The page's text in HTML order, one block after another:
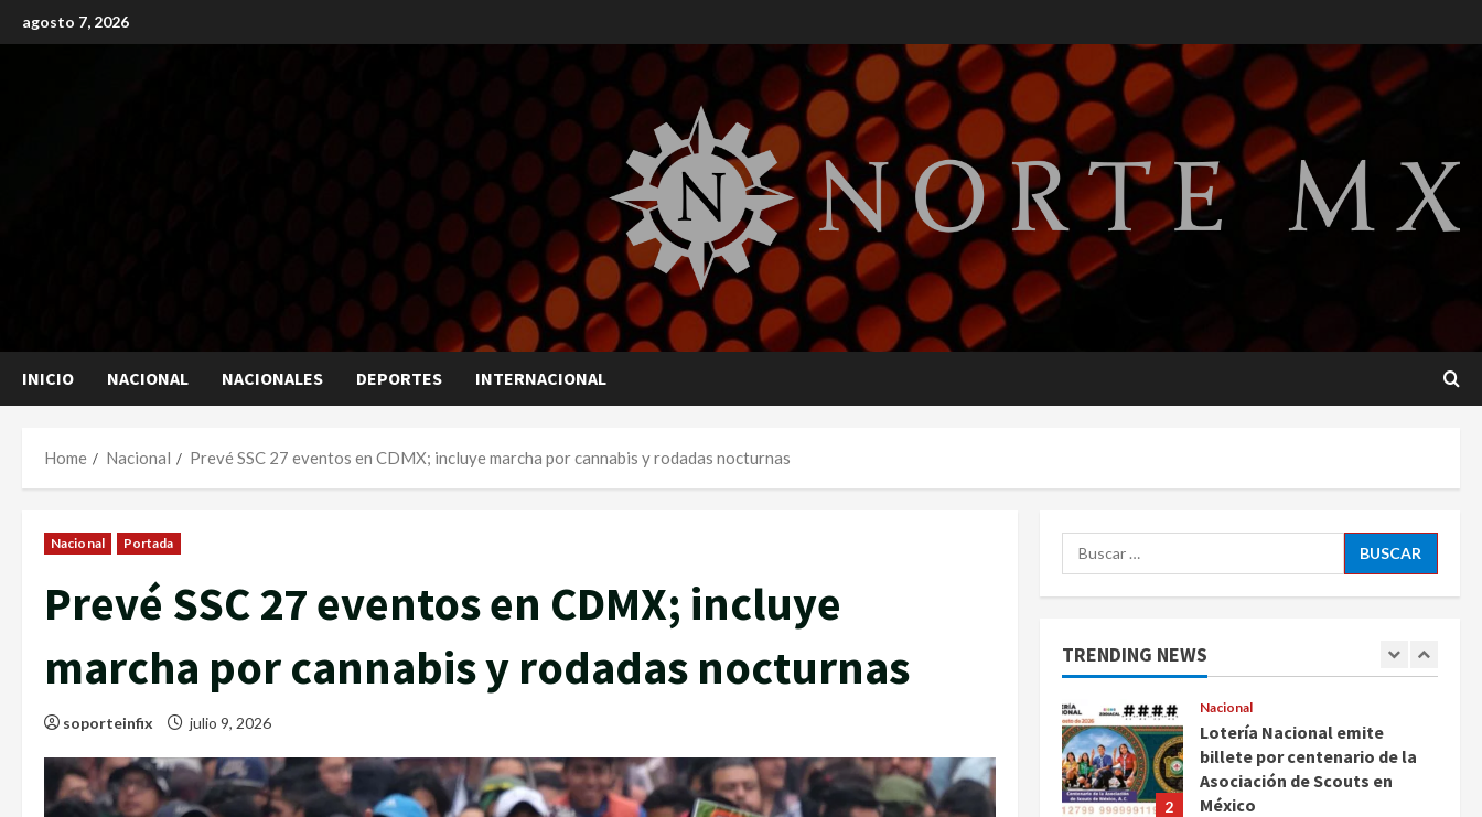
to
agosto 7, 2026
INICIO NACIONAL NACIONALES DEPORTES INTERNACIONAL
Home Nacional Prevé SSC 27 eventos en CDMX; incluye marcha por cannabis y rodadas nocturnas
Nacional Portada
Prevé SSC 27 eventos en CDMX; incluye
marcha por cannabis y rodadas nocturnas
soporteinfix julio 9, 2026
Buscar:
TRENDING NEWS
2
billete por centenario de la
Asociación de Scouts en
agosto 7, 2026
3
Internacional Portada
Desplome de la IA arrastra a
fondos estrella de Wall
Street
agosto 7, 2026
con la evolución del cerebro
agosto 7, 2026
de periodistas y ciertos
agosto 7, 2026
1
2
Nacional
Lotería Nacional emite
billete por centenario de la
Asociación de Scouts en
México